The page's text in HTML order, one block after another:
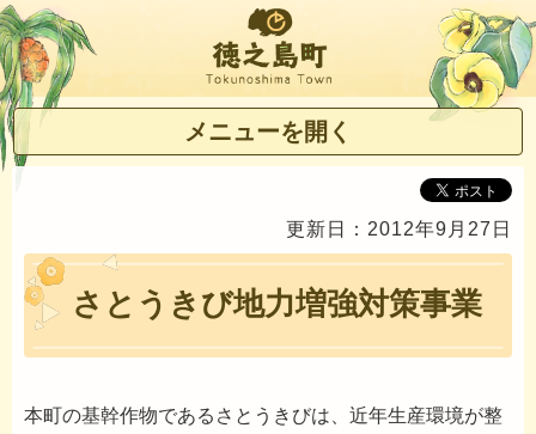
徳之島町
メニューを開く
更新日：2012年9月27日
さとうきび地力増強対策事業
本町の基幹作物であるさとうきびは、近年生産環境が整